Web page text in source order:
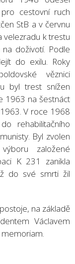
cestovní ruch
StB a v červnu
velezradu k trestu
doživotí. Podle
do exilu. Roky
věznici
byl trest snížen
1963 na šestnáct
V roce 1968
rehabilitačního
Byl zvolen
založené
K 231 zanikla
do své smrti žil
na základě
Václavem
memoriam.